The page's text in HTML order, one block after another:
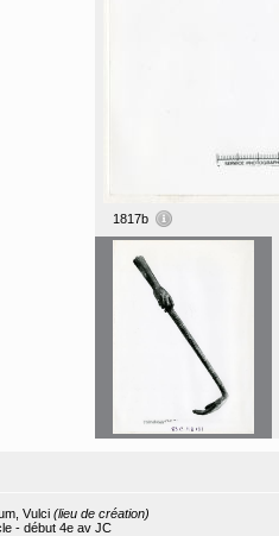
1817b
Vulci (lieu de création)
- début 4e av JC